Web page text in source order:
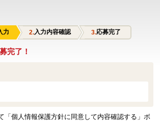
力 入力内容確認 応募完了
完了！
「個人情報保護方針に同意して内容確認する」ボ